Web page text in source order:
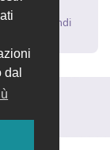
Rispondi